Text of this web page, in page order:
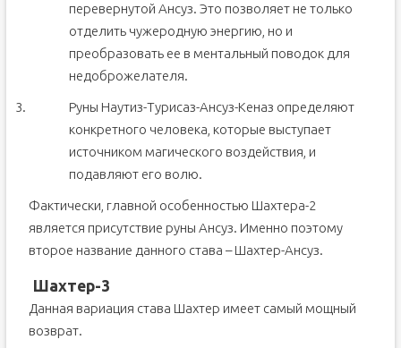
перевернутой Ансуз. Это позволяет не только
отделить чужеродную энергию, но и
преобразовать ее в ментальный поводок для
недоброжелателя.
Руны Наутиз-Турисаз-Ансуз-Кеназ определяют
конкретного человека, которые выступает
источником магического воздействия, и
подавляют его волю.
Фактически, главной особенностью Шахтера-2
является присутствие руны Ансуз. Именно поэтому
второе название данного става – Шахтер-Ансуз.
Шахтер-3
Данная вариация става Шахтер имеет самый мощный
возврат.